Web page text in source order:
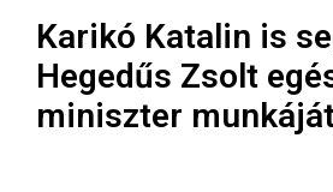
Karikó Katalin is
Hegedűs Zsolt
miniszter